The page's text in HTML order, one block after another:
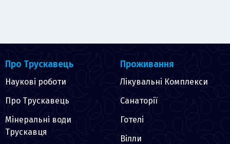
Про Трускавець
Наукові роботи
Про Трускавець
Мінеральні води
Трускавця
Проживання
Лікувальні Комплекси
Санаторії
Готелі
Вілли